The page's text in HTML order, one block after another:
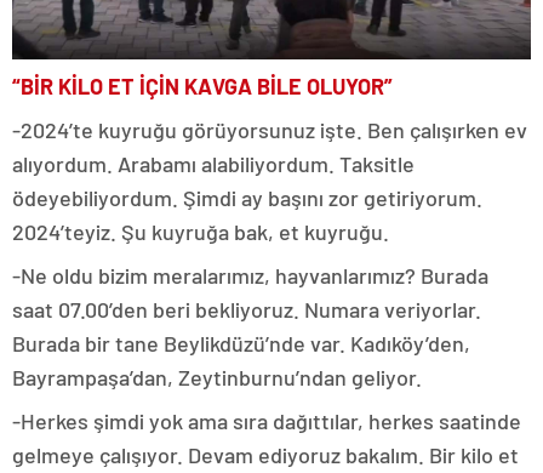
“BİR KİLO ET İÇİN KAVGA BİLE OLUYOR”
-2024’te kuyruğu görüyorsunuz işte. Ben çalışırken ev
alıyordum. Arabamı alabiliyordum. Taksitle
ödeyebiliyordum. Şimdi ay başını zor getiriyorum.
2024’teyiz. Şu kuyruğa bak, et kuyruğu.
-Ne oldu bizim meralarımız, hayvanlarımız? Burada
saat 07.00’den beri bekliyoruz. Numara veriyorlar.
Burada bir tane Beylikdüzü’nde var. Kadıköy’den,
Bayrampaşa’dan, Zeytinburnu’ndan geliyor.
-Herkes şimdi yok ama sıra dağıttılar, herkes saatinde
gelmeye çalışıyor. Devam ediyoruz bakalım. Bir kilo et